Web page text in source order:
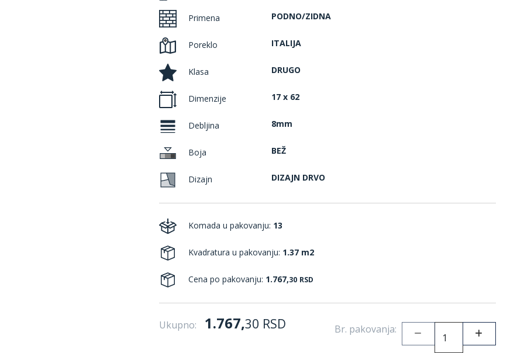
Primena PODNO/ZIDNA
Poreklo ITALIJA
Klasa DRUGO
Dimenzije 17 x 62
Debljina 8mm
Boja BEŽ
Dizajn DIZAJN DRVO
Komada u pakovanju: 13
Kvadratura u pakovanju: 1.37 m2
Cena po pakovanju: 1.767,30 RSD
Ukupno: 1.767,30 RSD Br. pakovanja: